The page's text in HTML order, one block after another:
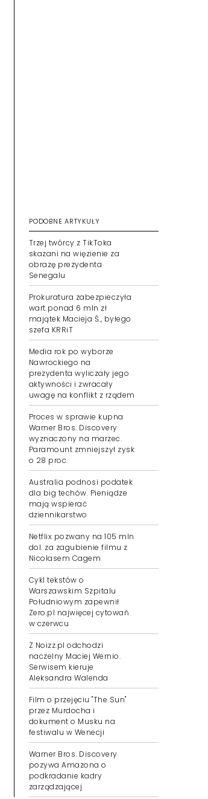
PODOBNE ARTYKUŁY
Trzej twórcy z TikToka
skazani na więzienie za
obrazę prezydenta
Senegalu
Prokuratura zabezpieczyła
wart ponad 6 mln zł
majątek Macieja Ś., byłego
szefa KRRiT
Media rok po wyborze
Nawrockiego na
prezydenta wyliczały jego
aktywności i zwracały
uwagę na konflikt z rządem
Proces w sprawie kupna
Warner Bros. Discovery
wyznaczony na marzec.
Paramount zmniejszył zysk
o 28 proc.
Australia podnosi podatek
dla big techów. Pieniądze
mają wspierać
dziennikarstwo
Netflix pozwany na 105 mln
dol. za zagubienie filmu z
Nicolasem Cagem
Cykl tekstów o
Warszawskim Szpitalu
Południowym zapewnił
Zero.pl najwięcej cytowań
w czerwcu
Z Noizz.pl odchodzi
naczelny Maciej Wernio.
Serwisem kieruje
Aleksandra Walenda
Film o przejęciu "The Sun"
przez Murdocha i
dokument o Musku na
festiwalu w Wenecji
Warner Bros. Discovery
pozywa Amazona o
podkradanie kadry
zarządzającej